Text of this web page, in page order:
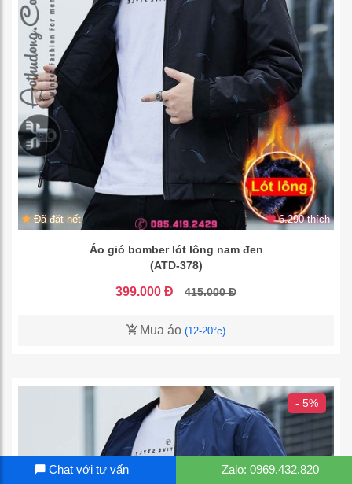
Đã đặt hết 6.290 thích
Áo gió bomber lót lông nam đen
(ATD-378)
399.000 Đ 415.000 Đ
Mua áo (12-20°c)
- 5%
Chat với tư vấn Zalo: 0969.432.820